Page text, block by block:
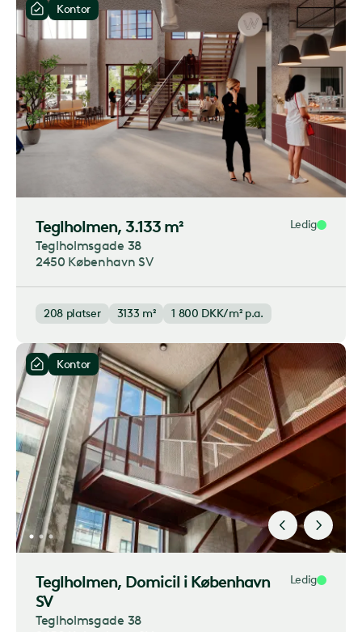
Kontor
Teglholmen, 3.133 m² Ledig
Teglholmsgade 38
2450 København SV
208 platser 3133 m² 1 800 DKK/m² p.a.
Kontor
Teglholmen, Domicil i København
SV
Ledig
Teglholmsgade 38